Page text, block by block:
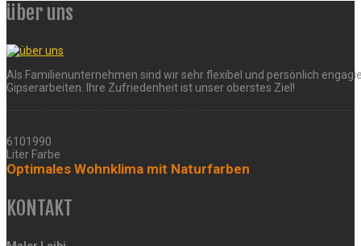
über uns
Als Familienunternehmen sind wir sehr flexibel und persönlich
Gipserarbeiten. Ihre Zufriedenheit ist unser oberstes Ziel!
6101990
Liter Farbe
Optimales Wohnklima mit Naturfarben
KONTAKT